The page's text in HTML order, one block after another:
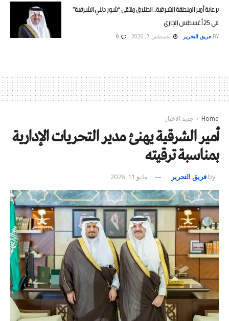
برعاية أمير المنطقة الشرقية.. انطلاق ملتقى “شور دلني الشرقية”
في 25 أغسطس الجاري
BY فريق التحرير أغسطس 7, 2026
Home جديد الاخبار
أمير الشرقية يهنئ مدير التحريات الإدارية
بمناسبة ترقيته
by فريق التحرير مايو 11, 2026